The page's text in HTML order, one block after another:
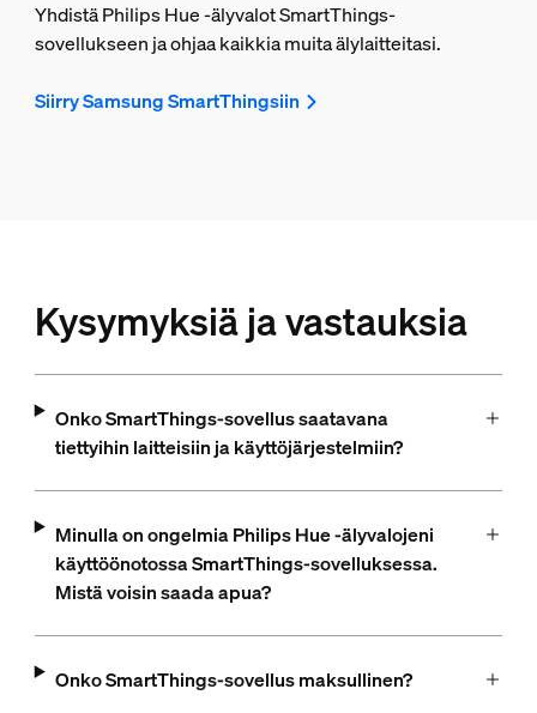
Yhdistä Philips Hue ‑älyvalot SmartThings-
sovellukseen ja ohjaa kaikkia muita älylaitteitasi.
Siirry Samsung SmartThingsiin
Kysymyksiä ja vastauksia
Onko SmartThings-sovellus saatavana
tiettyihin laitteisiin ja käyttöjärjestelmiin?
Minulla on ongelmia Philips Hue ‑älyvalojeni
käyttöönotossa SmartThings-sovelluksessa.
Mistä voisin saada apua?
Onko SmartThings-sovellus maksullinen?